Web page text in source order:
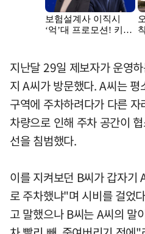
지난달 29일 제보자가 운영
지 A씨가 방문했다. A씨는
구역에 주차하려다가 다른
차량으로 인해 주차 공간이
선을 침범했다.
이를 지켜보던 B씨가 갑자기
로 주차했냐"며 시비를 걸었
고 말했으나 B씨는 A씨의 말